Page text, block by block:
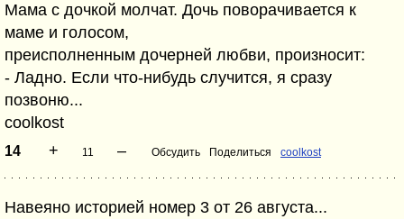
Мама с дочкой молчат. Дочь поворачивается к
маме и голосом,
преисполненным дочерней любви, произносит:
- Ладно. Если что-нибудь случится, я сразу
позвоню...
coolkost
14 + 11 – Обсудить Поделиться coolkost
Навеяно историей номер 3 от 26 августа...